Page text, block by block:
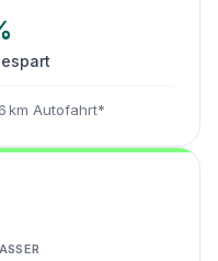
km Autofahrt*